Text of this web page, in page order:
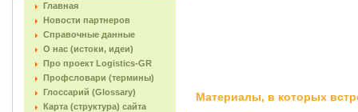
Главная
Новости партнеров
Справочные данные
О нас (истоки, идеи)
Про проект Logistics-GR
Профсловари (термины)
Глоссарий (Glossary)
Карта (структура) сайта
Материалы, в которых